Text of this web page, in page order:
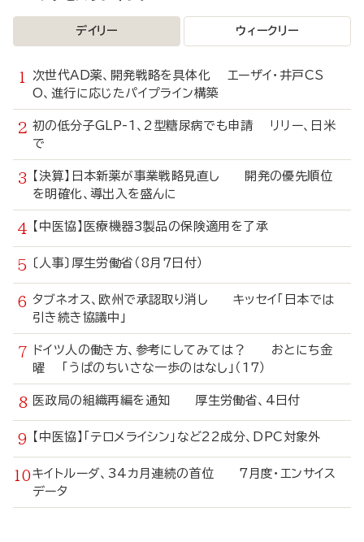
デイリー ウィークリー
次世代AD薬、開発戦略を具体化 エーザイ・井戸CS
O、進行に応じたパイプライン構築
初の低分子GLP-1、2型糖尿病でも申請 リリー、日米
で
【決算】日本新薬が事業戦略見直し 開発の優先順位
を明確化、導出入を盛んに
【中医協】医療機器3製品の保険適用を了承
〔人事〕厚生労働省（8月7日付）
タブネオス、欧州で承認取り消し キッセイ「日本では
引き続き協議中」
ドイツ人の働き方、参考にしてみては？ おとにち金
曜 「うぱのちいさな一歩のはなし」（17）
医政局の組織再編を通知 厚生労働省、4日付
【中医協】「テロメライシン」など22成分、DPC対象外
キイトルーダ、34カ月連続の首位 7月度・エンサイス
データ